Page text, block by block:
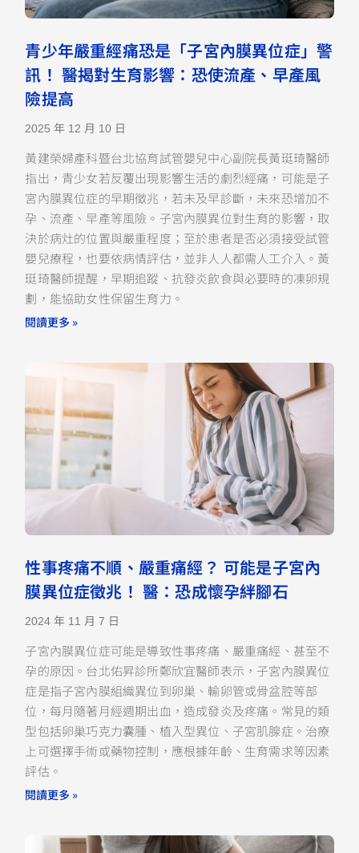
青少年嚴重經痛恐是「子宮內膜異位症」警
訊！ 醫揭對生育影響：恐使流產、早產風
險提高
2025 年 12 月 10 日
黃建榮婦產科暨台北協育試管嬰兒中心副院長黃珽琦醫師
指出，青少女若反覆出現影響生活的劇烈經痛，可能是子
宮內膜異位症的早期徵兆，若未及早診斷，未來恐增加不
孕、流產、早產等風險。子宮內膜異位對生育的影響，取
決於病灶的位置與嚴重程度；至於患者是否必須接受試管
嬰兒療程，也要依病情評估，並非人人都需人工介入。黃
珽琦醫師提醒，早期追蹤、抗發炎飲食與必要時的凍卵規
劃，能協助女性保留生育力。
閱讀更多 »
性事疼痛不順、嚴重痛經？ 可能是子宮內
膜異位症徵兆！ 醫：恐成懷孕絆腳石
2024 年 11 月 7 日
子宮內膜異位症可能是導致性事疼痛、嚴重痛經、甚至不
孕的原因。台北佑昇診所鄭欣宜醫師表示，子宮內膜異位
症是指子宮內膜組織異位到卵巢、輸卵管或骨盆腔等部
位，每月隨著月經週期出血，造成發炎及疼痛。常見的類
型包括卵巢巧克力囊腫、植入型異位、子宮肌腺症。治療
上可選擇手術或藥物控制，應根據年齡、生育需求等因素
評估。
閱讀更多 »